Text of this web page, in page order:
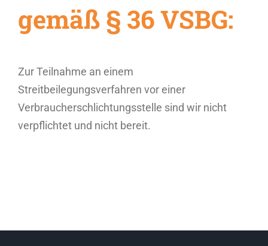
gemäß § 36 VSBG:
Zur Teilnahme an einem
Streitbeilegungsverfahren vor einer
Verbraucherschlichtungsstelle sind wir nicht
verpflichtet und nicht bereit.